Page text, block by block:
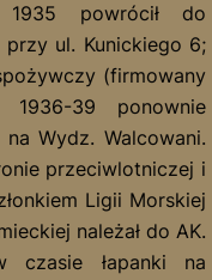
ul. Kunickiego 6; wraz
(firmowany
ponownie pracował w
W 1938 został
i przeciwgazowej. W
i Kolonialnej. W czasie
Aresztowany przez
i Błesznie 4 XI 1944,
23 XI 1944 do obozu